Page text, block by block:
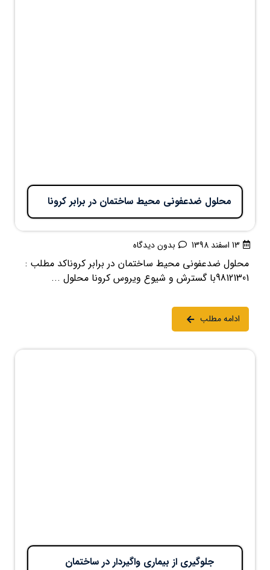
محلول ضدعفونی محیط ساختمان در برابر کرونا
13 اسفند 1398 بدون دیدگاه
محلول ضدعفونی محیط ساختمان در برابر کروناکد مطلب :
98121301با گسترش و شیوع ویروس کرونا محلول ...
ادامه مطلب
جلوگیری از بیماری واگیردار در ساختمان